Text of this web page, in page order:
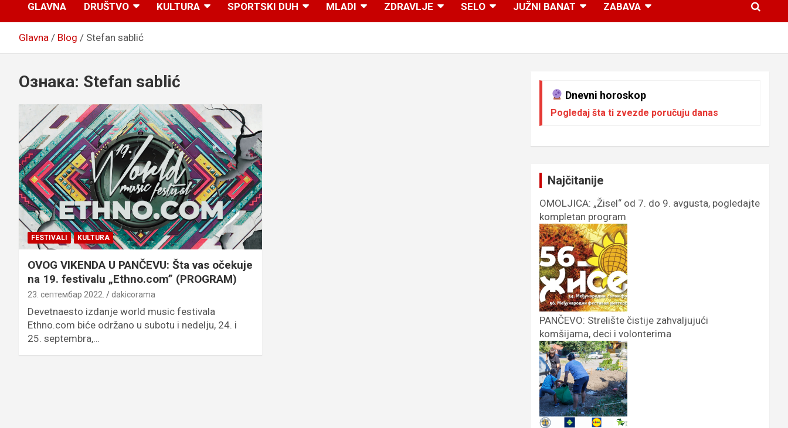
GLAVNA DRUŠTVO KULTURA SPORTSKI DUH MLADI ZDRAVLJE SELO JUŽNI BANAT ZABAVA
Glavna Blog Stefan sablić
Ознака: Stefan sablić
FESTIVALI KULTURA
OVOG VIKENDA U PANČEVU: Šta vas očekuje
na 19. festivalu „Ethno.com” (PROGRAM)
23. септембар 2022. dakicorama
Devetnaesto izdanje world music festivala
Ethno.com biće održano u subotu i nedelju, 24. i
25. septembra,…
Dnevni horoskop
Pogledaj šta ti zvezde poručuju danas
Najčitanije
OMOLJICA: „Žisel“ od 7. do 9. avgusta, pogledajte
kompletan program
PANČEVO: Strelište čistije zahvaljujući
komšijama, deci i volonterima